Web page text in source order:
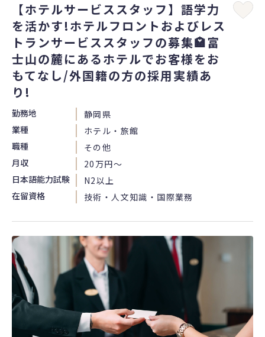
【ホテルサービススタッフ】語学力
を活かす!ホテルフロントおよびレス
トランサービススタッフの募集🏩富
士山の麓にあるホテルでお客様をお
もてなし/外国籍の方の採用実績あ
り!
勤務地
静岡県
業種
ホテル・旅館
職種
その他
月収
20万円〜
日本語能力試験
N2以上
在留資格
技術・人文知識・国際業務